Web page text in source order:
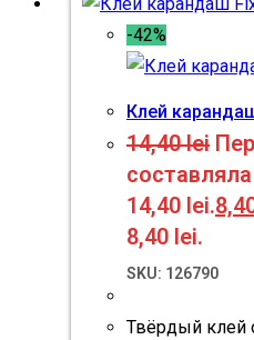
-42%
Клей
14,40lei
составляла
14,40 lei.
8,40 lei.
SKU: 126790
Твёрдый клей